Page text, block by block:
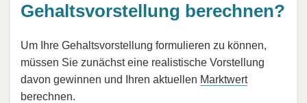
Gehaltsvorstellung berechnen?
Um Ihre Gehaltsvorstellung formulieren zu können,
müssen Sie zunächst eine realistische Vorstellung
davon gewinnen und Ihren aktuellen Marktwert
berechnen.